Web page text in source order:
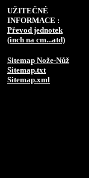
UŽITEČNÉ
INFORMACE :
Převod jednotek
(inch na cm...atd)
Sitemap Nože-Nůž
Sitemap.txt
Sitemap.xml